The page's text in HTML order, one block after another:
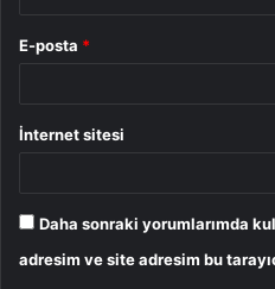
E-posta *
İnternet sitesi
Daha sonraki yorumlarımda
adresim ve site adresim bu